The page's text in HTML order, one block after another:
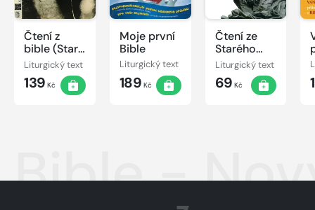
Čtení z
bible (Starý
a Nový
zákon)
Liturgický text
139 Kč
Moje první
Bible
Liturgický text
189 Kč
Čtení ze
Starého
zákona
Liturgický text
69 Kč
Bible -